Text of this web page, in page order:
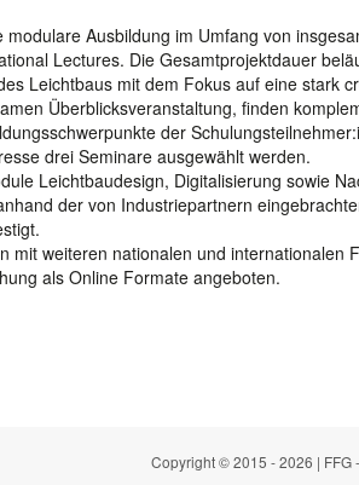
modulare Ausbildung im Umfang von
Lectures. Die Gesamtprojektdauer
Leichtbaus mit dem Fokus auf eine stark
Überblicksveranstaltung, finden
der
drei Seminare ausgewählt werden.
Leichtbaudesign, Digitalisierung sowie
der von Industriepartnern
mit weiteren nationalen und internationalen
als Online Formate angeboten.
Copyright © 2015 - 2026 | FFG